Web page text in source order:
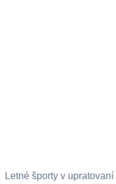
Letné športy v upratovaní